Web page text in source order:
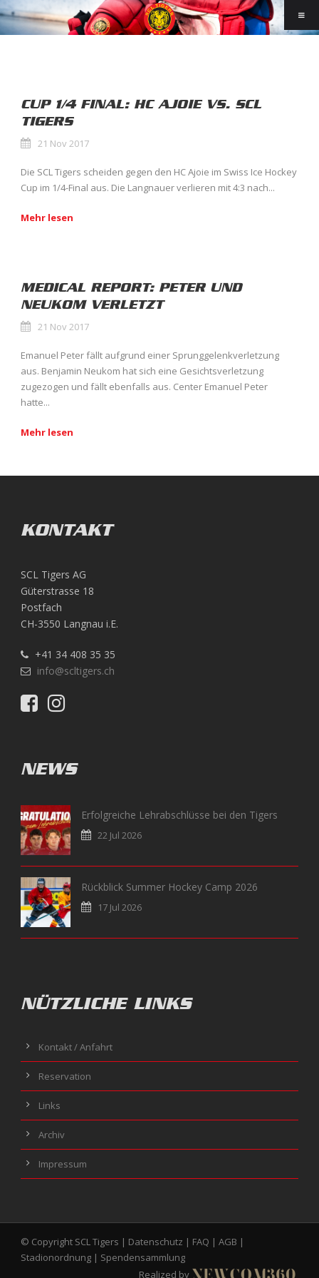
CUP 1/4 FINAL: HC AJOIE VS. SCL
TIGERS
21 Nov 2017
Die SCL Tigers scheiden gegen den HC Ajoie im Swiss Ice Hockey
Cup im 1/4-Final aus. Die Langnauer verlieren mit 4:3 nach...
Mehr lesen
MEDICAL REPORT: PETER UND
NEUKOM VERLETZT
21 Nov 2017
Emanuel Peter fällt aufgrund einer Sprunggelenkverletzung
aus. Benjamin Neukom hat sich eine Gesichtsverletzung
zugezogen und fällt ebenfalls aus. Center Emanuel Peter
hatte...
Mehr lesen
KONTAKT
SCL Tigers AG
Güterstrasse 18
Postfach
CH-3550 Langnau i.E.
+41 34 408 35 35
info@scltigers.ch
NEWS
Erfolgreiche Lehrabschlüsse bei den Tigers
22 Jul 2026
Rückblick Summer Hockey Camp 2026
17 Jul 2026
NÜTZLICHE LINKS
Kontakt / Anfahrt
Reservation
Links
Archiv
Impressum
© Copyright SCL Tigers | Datenschutz | FAQ | AGB |
Stadionordnung | Spendensammlung
Realized by